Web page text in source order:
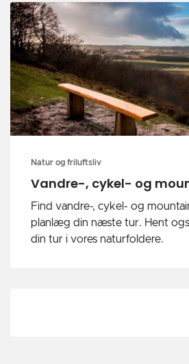
Natur og friluftsliv
Vandre-, cykel- og
Find vandre-, cykel- og
planlæg din næste tur. Hent
din tur i vores naturfoldere.